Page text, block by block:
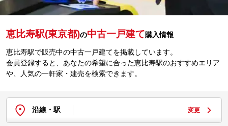
恵比寿駅(東京都)の中古一戸建て購入情報
恵比寿駅で販売中の中古一戸建てを掲載しています。
会員登録すると、あなたの希望に合った恵比寿駅のおすすめエリア
や、人気の一軒家・建売を検索できます。
沿線・駅 変更